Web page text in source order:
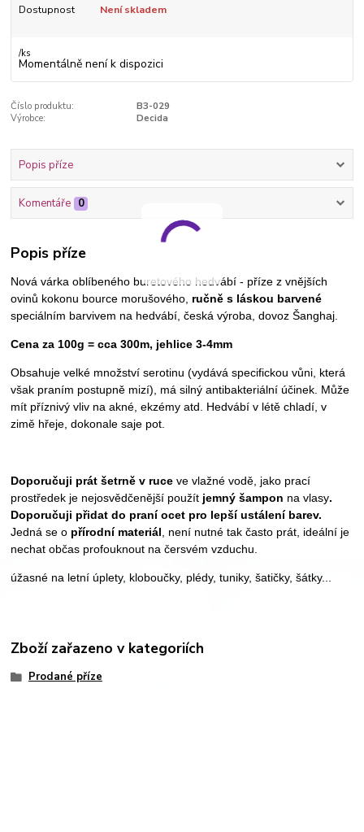
Dostupnost Není skladem
/ks
Momentálně není k dispozici
Číslo produktu:
B3-029
Výrobce:
Decida
Popis příze
Komentáře 0
Popis příze
Nová várka oblíbeného buretového hedvábí - příze z vnějších
ovinů kokonu bource morušového, ručně s láskou barvené
speciálním barvivem na hedvábí, česká výroba, dovoz Šanghaj.
Cena za 100g = cca 300m, jehlice 3-4mm
Obsahuje velké množství serotinu (vydává specifickou vůni, která
však praním postupně mizí), má silný antibakteriální účinek. Může
mít příznivý vliv na akné, ekzémy atd. Hedvábí v létě chladí, v
zimě hřeje, dokonale saje pot.
Doporučuji prát šetrně v ruce ve vlažné vodě, jako prací
prostředek je nejosvědčenější použít jemný šampon na vlasy.
Doporučuji přidat do praní ocet pro lepší ustálení barev.
Jedná se o přírodní materiál , není nutné tak často prát, ideální je
nechat občas profouknout na čersvém vzduchu.
úžasné na letní úplety, kloboučky, plédy, tuniky, šatičky, šátky...
Zboží zařazeno v kategoriích
Prodané příze